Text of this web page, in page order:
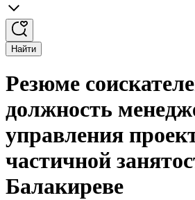
Найти
Резюме
должность
управления
частичной
Балакиреве